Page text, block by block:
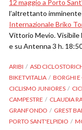
12 maggio a Porto
l’altrettanto
Internazionale Briko
Vittorio Mevio. Visibile
e su Antenna 3 h.
ARIBI ASD
BIKETVITALIA
BORGHI E
CICLISMO JUNIORES
CAMPESTRE
CLAUDIA
GRANFONDO
GREST
PORTO SANT'ELPIDIO